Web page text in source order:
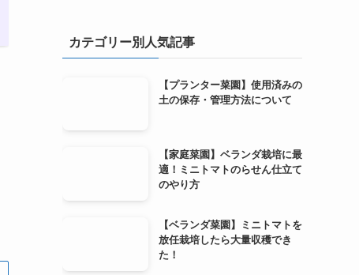
カテゴリー別人気記事
【プランター菜園】使用済みの
土の保存・管理方法について
【家庭菜園】ベランダ栽培に最
適！ミニトマトのらせん仕立て
のやり方
【ベランダ菜園】ミニトマトを
放任栽培したら大量収穫でき
た！